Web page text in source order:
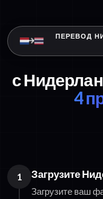
ПЕРЕВОД
с
4
1 Загрузите
Загрузите ваш